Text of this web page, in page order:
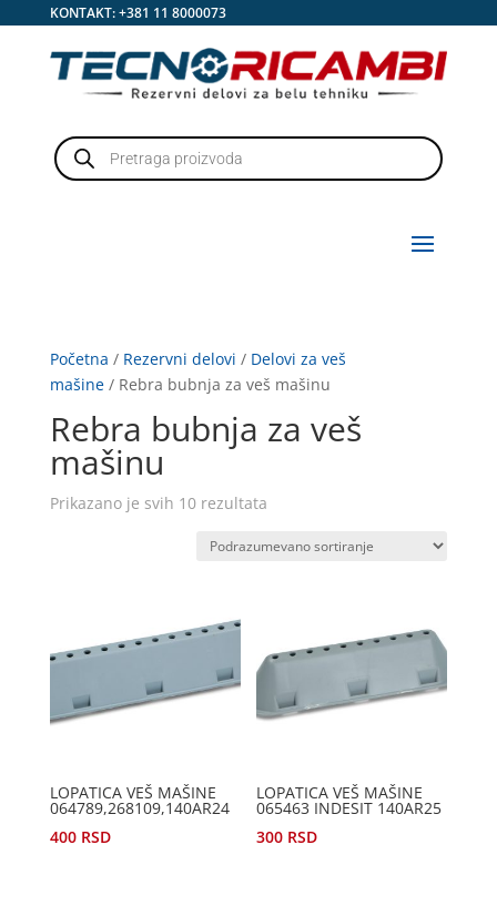
KONTAKT:+381 11 8000073
Products
search
Početna / Rezervni delovi / Delovi za veš
mašine/ Rebra bubnja za veš mašinu
Rebra bubnja za veš
mašinu
Prikazano je svih 10 rezultata
LOPATICA VEŠ MAŠINE
064789,268109,140AR24
400 RSD
LOPATICA VEŠ MAŠINE
065463 INDESIT 140AR25
300 RSD